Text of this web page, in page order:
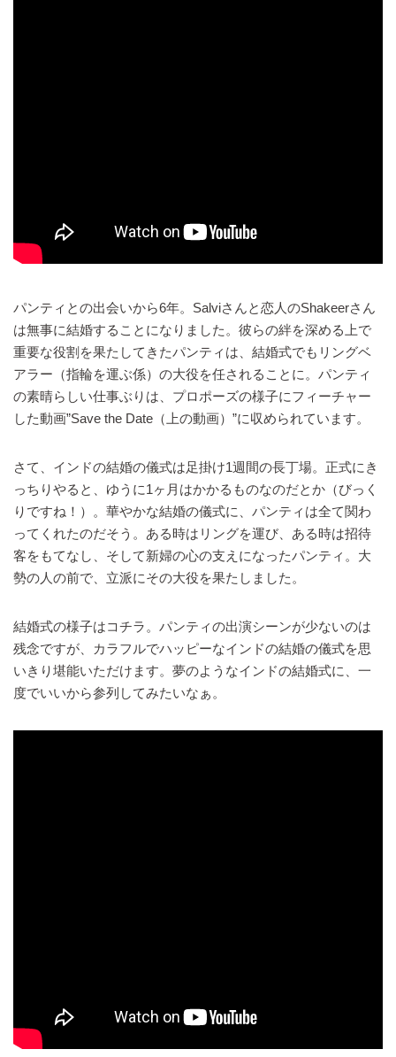
パンティとの出会いから6年。Salviさんと恋人のShakeerさん
は無事に結婚することになりました。彼らの絆を深める上で
重要な役割を果たしてきたパンティは、結婚式でもリングベ
アラー（指輪を運ぶ係）の大役を任されることに。パンティ
の素晴らしい仕事ぶりは、プロポーズの様子にフィーチャー
した動画”Save the Date（上の動画）”に収められています。
さて、インドの結婚の儀式は足掛け1週間の長丁場。正式にき
っちりやると、ゆうに1ヶ月はかかるものなのだとか（びっく
りですね！）。華やかな結婚の儀式に、パンティは全て関わ
ってくれたのだそう。ある時はリングを運び、ある時は招待
客をもてなし、そして新婦の心の支えになったパンティ。大
勢の人の前で、立派にその大役を果たしました。
結婚式の様子はコチラ。パンティの出演シーンが少ないのは
残念ですが、カラフルでハッピーなインドの結婚の儀式を思
いきり堪能いただけます。夢のようなインドの結婚式に、一
度でいいから参列してみたいなぁ。